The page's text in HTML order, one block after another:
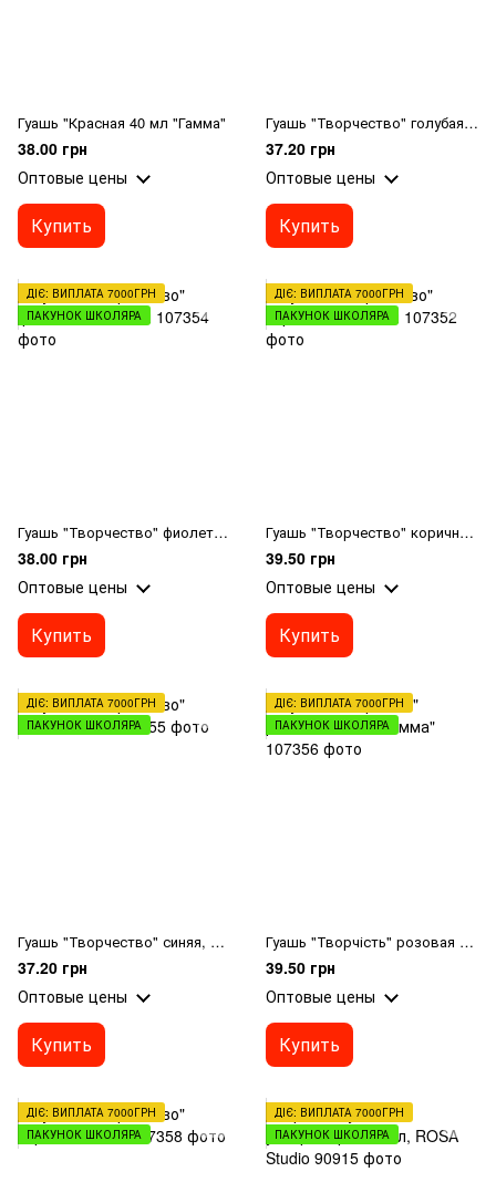
Гуашь "Красная 40 мл "Гамма"
38.00 грн
Оптовые цены
Купить
Гуашь "Творчество" голубая 40 мл "Гамма"
37.20 грн
Оптовые цены
Купить
ДІЄ: ВИПЛАТА 7000ГРН
ПАКУНОК ШКОЛЯРА
Гуашь "Творчество" фиолетовая 40мл
38.00 грн
Оптовые цены
Купить
ДІЄ: ВИПЛАТА 7000ГРН
ПАКУНОК ШКОЛЯРА
Гуашь "Творчество" коричневая, 40мл
39.50 грн
Оптовые цены
Купить
ДІЄ: ВИПЛАТА 7000ГРН
ПАКУНОК ШКОЛЯРА
Гуашь "Творчество" синяя, 40мл
37.20 грн
Оптовые цены
Купить
ДІЄ: ВИПЛАТА 7000ГРН
ПАКУНОК ШКОЛЯРА
Гуашь "Творчість" розовая 40 мл "Гамма"
39.50 грн
Оптовые цены
Купить
ДІЄ: ВИПЛАТА 7000ГРН
ПАКУНОК ШКОЛЯРА
ДІЄ: ВИПЛАТА 7000ГРН
ПАКУНОК ШКОЛЯРА